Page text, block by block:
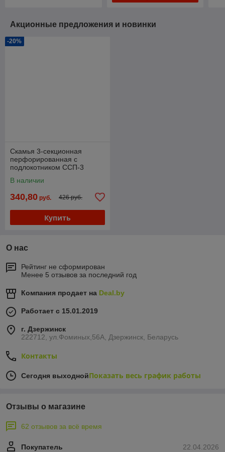
Акционные предложения и новинки
-20%
Скамья 3-секционная
перфорированная с
подлокотником ССП-3
В наличии
340,80 руб. 426 руб.
Купить
О нас
Рейтинг не сформирован
Менее 5 отзывов за последний год
Компания продает на Deal.by
Работает с 15.01.2019
г. Дзержинск
222712, ул.Фоминых,56А, Дзержинск, Беларусь
Контакты
Сегодня выходнойПоказать весь график работы
Отзывы о магазине
62 отзывов за всё время
22.04.2026
Покупатель